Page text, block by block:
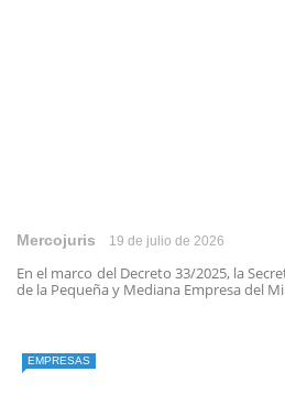
Mercojuris 19 de julio de 2026
En el marco del Decreto 33/2025, la
de la Pequeña y Mediana Empresa del
EMPRESAS